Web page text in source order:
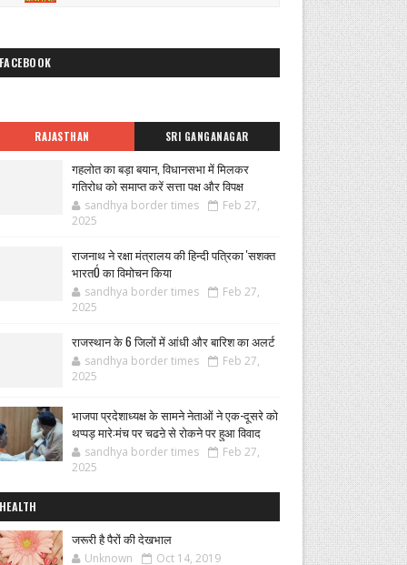
RAJASTHAN SRI GANGANAGAR
गहलोत का बड़ा बयान, विधानसभा में मिलकर
गतिरोध को समाप्त करें सत्ता पक्ष और विपक्ष
sandhya border times
Feb 27,
2025
राजनाथ ने रक्षा मंत्रालय की हिन्दी पत्रिका 'सशक्त
भारतÓ का विमोचन किया
sandhya border times
Feb 27,
2025
राजस्थान के 6 जिलों में आंधी और बारिश का अलर्ट
sandhya border times
Feb 27,
2025
भाजपा प्रदेशाध्यक्ष के सामने नेताओं ने एक-दूसरे को
थप्पड़ मारे:मंच पर चढऩे से रोकने पर हुआ विवाद
sandhya border times
Feb 27,
2025
जरूरी है पैरों की देखभाल
Unknown Oct 14, 2019